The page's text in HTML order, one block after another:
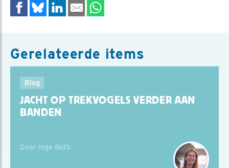
Gerelateerde items
Blog
JACHT OP TREKVOGELS VERDER AAN
BANDEN
Door Inge Both